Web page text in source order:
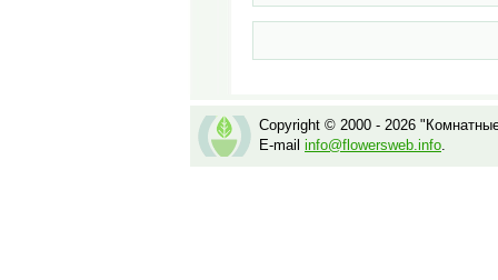
Copyright © 2000 - 2026
E-mail info@flowersweb.info.